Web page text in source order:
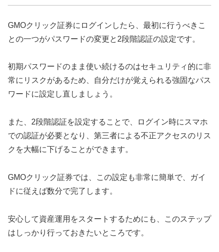
GMOクリック証券にログインしたら、最初に行うべきこ
との一つがパスワードの変更と2段階認証の設定です。
初期パスワードのまま使い続けるのはセキュリティ的に非
常にリスクがあるため、自分だけが覚えられる強固なパス
ワードに設定し直しましょう。
また、2段階認証を設定することで、ログイン時にスマホ
での認証が必要となり、第三者による不正アクセスのリス
クを大幅に下げることができます。
GMOクリック証券では、この設定も非常に簡単で、ガイ
ドに従えば数分で完了します。
安心して資産運用をスタートするためにも、このステップ
はしっかり行っておきたいところです。